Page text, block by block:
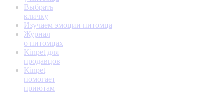
Выбрать
кличку
Изучаем эмоции питомца
Журнал
о питомцах
Kinpet для
продавцов
Kinpet
помогает
приютам